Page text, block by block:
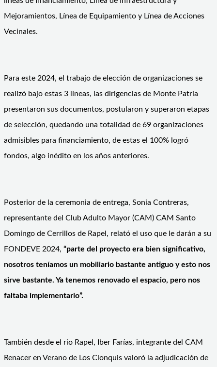
Mejoramientos, Línea de Equipamiento y Línea de Acciones
Vecinales.
Para este 2024, el trabajo de elección de organizaciones se
realizó bajo estas 3 líneas, las dirigencias de Monte Patria
presentaron sus documentos, postularon y superaron etapas
de selección, quedando una totalidad de 69 organizaciones
admisibles para financiamiento, de estas el 100% logró
fondos, algo inédito en los años anteriores.
Posterior de la ceremonia de entrega, Sonia Contreras,
representante del Club Adulto Mayor (CAM) CAM Santo
Domingo de Cerrillos de Rapel, relató el uso que le darán a su
FONDEVE 2024, “parte del proyecto era bien significativo,
nosotros teníamos un mobiliario bastante antiguo y esto nos
sirve bastante. Ya tenemos renovado el espacio, pero nos
faltaba implementarlo”.
También desde el rio Rapel, Iber Farías, integrante del CAM
Renacer en Verano de Los Clonquis valoró la adjudicación de